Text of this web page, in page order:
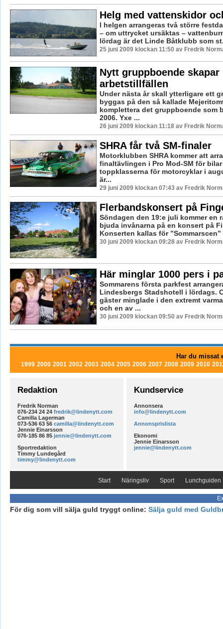
Helg med vattenskidor
I helgen arrangeras två större
– om uttrycket ursäktas –
lördag är det Linde Båtklubb som
25 juni 2009 klockan 11:50 av Fredrik
Nytt gruppboende skapar
arbetstillfällen
Under nästa år skall ytterligare ett
byggas på den så kallade
komplettera det gruppboende som
2006. Yxe ...
26 juni 2009 klockan 11:18 av Fredrik
SHRA får två SM-finaler
Motorklubben SHRA kommer att
finaltävlingen i Pro Mod-SM för
toppklasserna för motorcyklar i
är...
29 juni 2009 klockan 07:43 av Fredrik
Flerbandskonsert på
Söndagen den 19:e juli kommer en
bjuda invånarna på en konsert på
Konserten kallas för ”Sommarscen”
30 juni 2009 klockan 09:28 av Fredrik
Här minglar 1000 pers i
Sommarens första parkfest
Lindesbergs Stadshotell i lördags.
gäster minglade i den extremt
och en av ...
30 juni 2009 klockan 09:50 av Fredrik
Har du missat
1999 2000 2001 2002 2003 2004 2005 2006 2007 2008 2009 2010
Redaktion
Fredrik Norman
076-234 24 24 fredrik@lindenytt.com
Camilla Lagerman
073-536 63 56 camilla@lindenytt.com
Jennie Einarsson
076-185 86 85 jennie@lindenytt.com
Sportredaktion
Timmy Lundegård
timmy@lindenytt.com
Kundservice
Annonsera
info@lindenytt.com
Annonsprislista
Ekonomi
Jennie Einarsson
jennie@lindenytt.com
Start Näringsliv Sport Lunchguiden
För dig som vill sälja guld tryggt online: Sälja guld med